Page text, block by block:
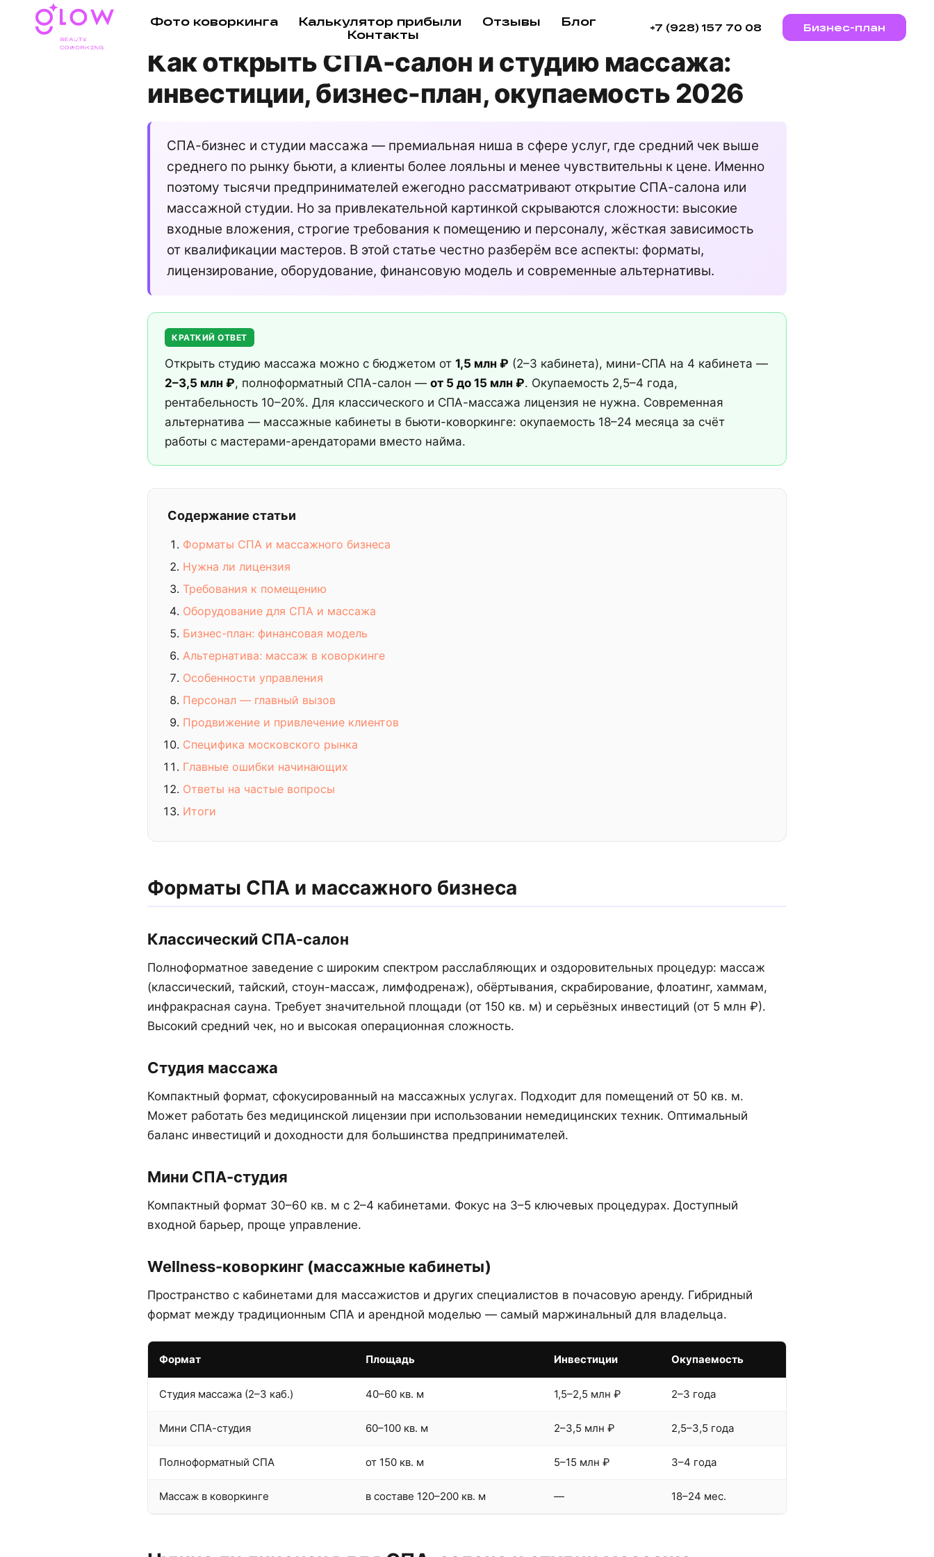
Фото коворкинга Калькулятор прибыли Отзывы
Блог
Контакты
+7 (928) 157 70 08 Бизнес-план
Главная/Блог/ СПА-салон и студия массажа
Как открыть СПА-салон и студию массажа:
инвестиции, бизнес-план, окупаемость 2026
СПА-бизнес и студии массажа — премиальная ниша в сфере услуг, где средний чек выше
среднего по рынку бьюти, а клиенты более лояльны и менее чувствительны к цене. Именно
поэтому тысячи предпринимателей ежегодно рассматривают открытие СПА-салона или
массажной студии. Но за привлекательной картинкой скрываются сложности: высокие
входные вложения, строгие требования к помещению и персоналу, жёсткая зависимость
от квалификации мастеров. В этой статье честно разберём все аспекты: форматы,
лицензирование, оборудование, финансовую модель и современные альтернативы.
КРАТКИЙ ОТВЕТ
Открыть студию массажа можно с бюджетом от 1,5 млн ₽ (2–3 кабинета), мини-СПА на 4 кабинета —
2–3,5 млн ₽, полноформатный СПА-салон — от 5 до 15 млн ₽. Окупаемость 2,5–4 года,
рентабельность 10–20%. Для классического и СПА-массажа лицензия не нужна. Современная
альтернатива — массажные кабинеты в бьюти-коворкинге: окупаемость 18–24 месяца за счёт
работы с мастерами-арендаторами вместо найма.
Содержание статьи
Форматы СПА и массажного бизнеса
Нужна ли лицензия
Требования к помещению
Оборудование для СПА и массажа
Бизнес-план: финансовая модель
Альтернатива: массаж в коворкинге
Особенности управления
Персонал — главный вызов
Продвижение и привлечение клиентов
Специфика московского рынка
Главные ошибки начинающих
Ответы на частые вопросы
Итоги
Форматы СПА и массажного бизнеса
Классический СПА-салон
Полноформатное заведение с широким спектром расслабляющих и оздоровительных процедур: массаж
(классический, тайский, стоун-массаж, лимфодренаж), обёртывания, скрабирование, флоатинг, хаммам,
инфракрасная сауна. Требует значительной площади (от 150 кв. м) и серьёзных инвестиций (от 5 млн ₽).
Высокий средний чек, но и высокая операционная сложность.
Студия массажа
Компактный формат, сфокусированный на массажных услугах. Подходит для помещений от 50 кв. м.
Может работать без медицинской лицензии при использовании немедицинских техник. Оптимальный
баланс инвестиций и доходности для большинства предпринимателей.
Мини СПА-студия
Компактный формат 30–60 кв. м с 2–4 кабинетами. Фокус на 3–5 ключевых процедурах. Доступный
входной барьер, проще управление.
Wellness-коворкинг (массажные кабинеты)
Пространство с кабинетами для массажистов и других специалистов в почасовую аренду. Гибридный
формат между традиционным СПА и арендной моделью — самый маржинальный для владельца.
Формат Площадь Инвестиции Окупаемость
Студия массажа (2–3 каб.) 40–60 кв. м 1,5–2,5 млн ₽ 2–3 года
Мини СПА-студия 60–100 кв. м 2–3,5 млн ₽ 2,5–3,5 года
Полноформатный СПА от 150 кв. м 5–15 млн ₽ 3–4 года
Массаж в коворкинге в составе 120–200 кв. м — 18–24 мес.